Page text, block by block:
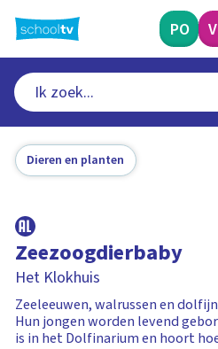
naar
hoofdinhoud
PO
Dieren en planten
Zeezoogdierbaby
Het Klokhuis
Zeeleeuwen, walrussen en
Hun jongen worden levend
is in het Dolfinarium en hoort